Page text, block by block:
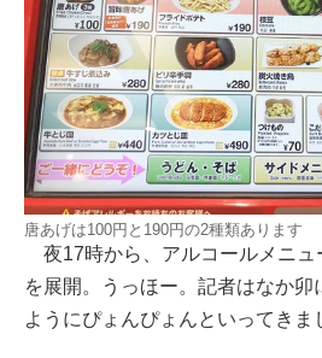
唐あげは100円と190円の2種類あります
夜17時から、アルコールメニュ
を展開。うっほー。記者はなか
ようにぴょんぴょんといってきま